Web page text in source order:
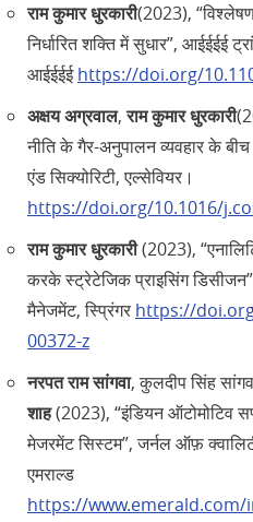
राम कुमार धुरकारी(2023),
निर्धारित शक्ति में सुधार”, आईईईई
आईईईईhttps://doi.org/
अक्षय अग्रवाल,राम कुमार धुरकारी
नीति के गैर-अनुपालन व्यवहार के
एंड सिक्योरिटी, एल्सेवियर।
https://doi.org/10.1016/
राम कुमार धुरकारी(2023),
करके स्ट्रेटेजिक प्राइसिंग
मैनेजमेंट, स्प्रिंगर https://
00372-z
नरपत राम सांगवा, कुलदीप सिंह
शाह(2023), “इंडियन ऑटोमोटिव
मेजरमेंट सिस्टम”, जर्नल ऑफ़
एमराल्ड
https://